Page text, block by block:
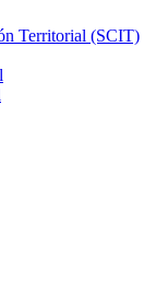
Territorial (SCIT)